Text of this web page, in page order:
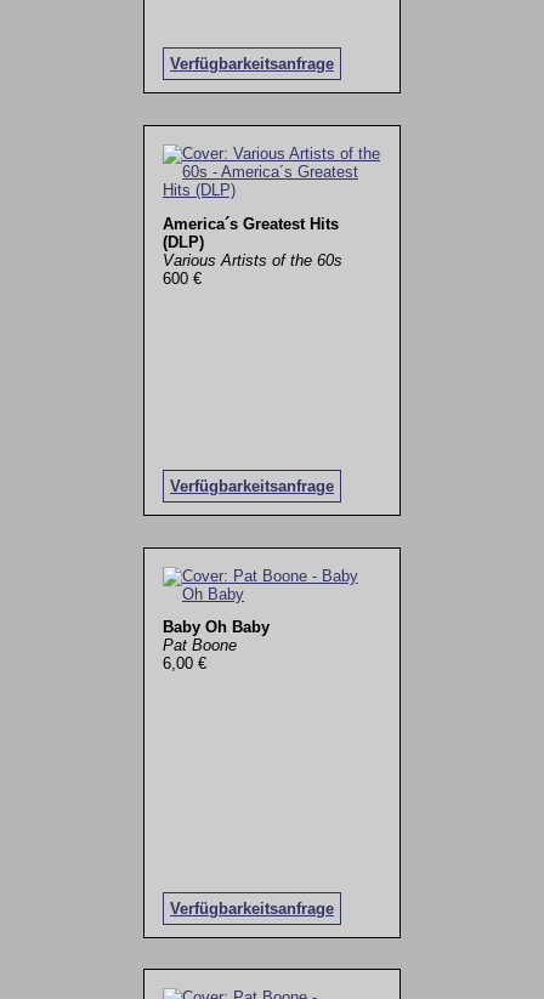
Verfügbarkeitsanfrage
America´s Greatest Hits
(DLP)
Various Artists of the 60s
600 €
Verfügbarkeitsanfrage
Baby Oh Baby
Pat Boone
6,00 €
Verfügbarkeitsanfrage